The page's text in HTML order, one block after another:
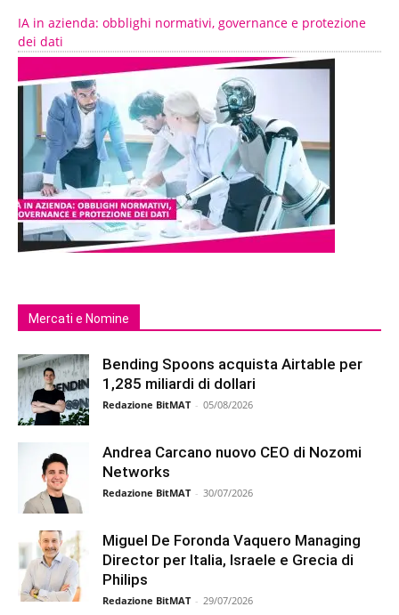
IA in azienda: obblighi normativi, governance e protezione
dei dati
Mercati e Nomine
Bending Spoons acquista Airtable per
1,285 miliardi di dollari
Redazione BitMAT - 05/08/2026
Andrea Carcano nuovo CEO di Nozomi
Networks
Redazione BitMAT - 30/07/2026
Miguel De Foronda Vaquero Managing
Director per Italia, Israele e Grecia di
Philips
Redazione BitMAT - 29/07/2026